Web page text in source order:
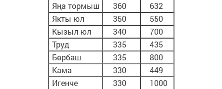
Яңа тормыш
360
632
Якты юл
350
550
Кызыл юл
340
700
Труд
335
435
Бөрбаш
335
800
Кама
330
449
Игенче
330
1000